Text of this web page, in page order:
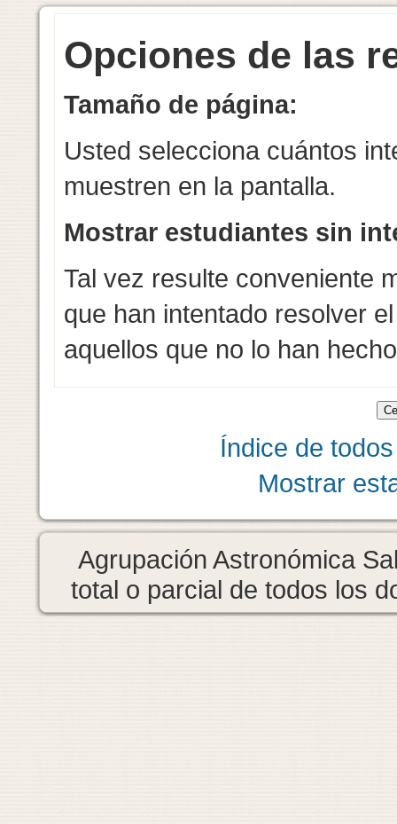
Opciones de las
Tamaño de página:
Usted selecciona cuántos
muestren en la pantalla.
Mostrar estudiantes sin
Tal vez resulte conveniente
que han intentado resolver
aquellos que no lo han
Índice de
Mostrar
Agrupación Astronómica
total o parcial de todos los